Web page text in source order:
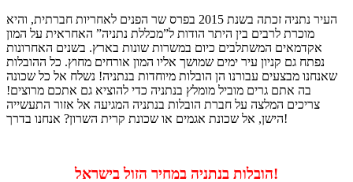
העיר נתניה זכתה בשנת 2015 בפרס שר הפנים לאחריות חברתית, והיא
מוכרת לרבים בין היתר הודות ל”מכללת נתניה” האחראית על המון
אקדמאים המשתלבים כיום במשרות שונות בארץ. בשנים האחרונות
נפתח גם קניון עיר ימים שמושך אליו המון אורחים מחוץ. כל ההובלות
שאנחנו מבצעים עבורנו הן הובלות מיוחדות בנתניה! נשלח אל כל שכונה
בה אתם גרים מוביל מומלץ בנתניה כדי להוציא גם אתכם מרוצים!
צריכים המלצה על חברת הובלות בנתניה המגיעה אל אזור התעשייה
הישן, אל שכונת אגמים או שכונת קרית השרון? אנחנו בדרך!
הובלות בנתניה במחיר הזול בישראל!